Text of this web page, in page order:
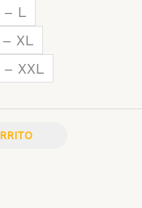
– L
XL
– XXL